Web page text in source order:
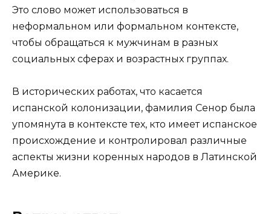
Это слово может использоваться в
неформальном или формальном контексте,
чтобы обращаться к мужчинам в разных
социальных сферах и возрастных группах.
В исторических работах, что касается
испанской колонизации, фамилия Сенор была
упомянута в контексте тех, кто имеет испанское
происхождение и контролировал различные
аспекты жизни коренных народов в Латинской
Америке.